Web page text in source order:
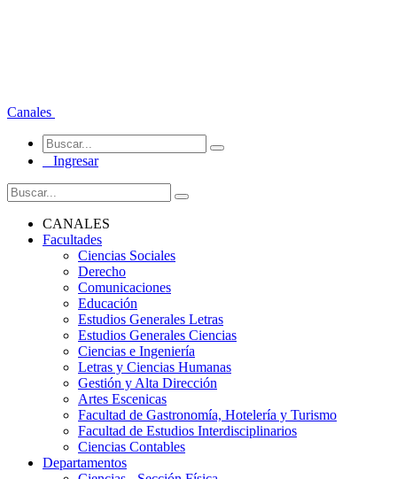
Canales
Ingresar
CANALES
Facultades
Ciencias Sociales
Derecho
Comunicaciones
Educación
Estudios Generales Letras
Estudios Generales Ciencias
Ciencias e Ingeniería
Letras y Ciencias Humanas
Gestión y Alta Dirección
Artes Escenicas
Facultad de Gastronomía, Hotelería y Turismo
Facultad de Estudios Interdisciplinarios
Ciencias Contables
Departamentos